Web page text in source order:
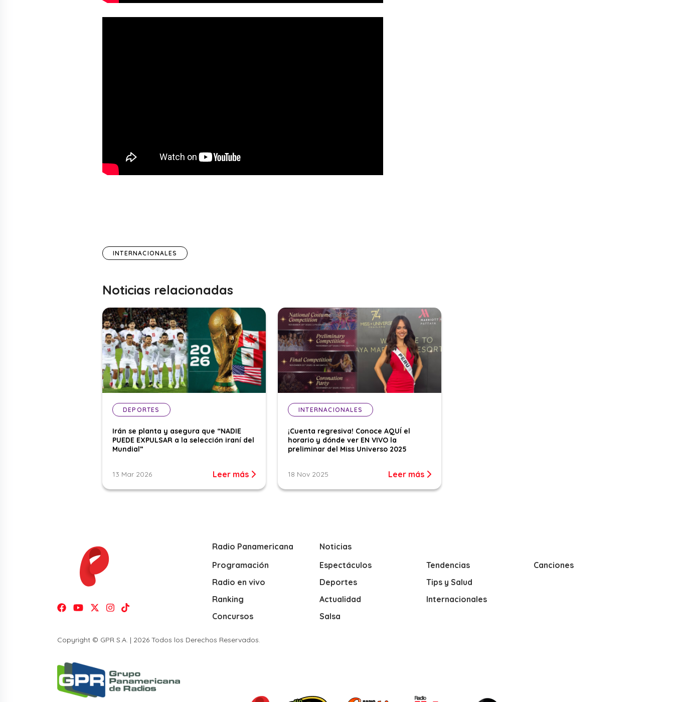
INTERNACIONALES
Noticias relacionadas
DEPORTES
Irán se planta y asegura que “NADIE
PUEDE EXPULSAR a la selección iraní del
Mundial”
13 Mar 2026 Leer más
INTERNACIONALES
¡Cuenta regresiva! Conoce AQUÍ el
horario y dónde ver EN VIVO la
preliminar del Miss Universo 2025
18 Nov 2025 Leer más
Radio Panamericana
Programación
Radio en vivo
Ranking
Concursos
Noticias
Espectáculos
Deportes
Actualidad
Salsa
Tendencias
Tips y Salud
Internacionales
Canciones
Copyright © GPR S.A. | 2026 Todos los Derechos Reservados.